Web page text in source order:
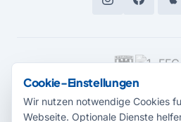
MEDIENPARTNER
Cookie-Einstellungen
Wir nutzen notwendige Cookies
Webseite. Optionale Dienste